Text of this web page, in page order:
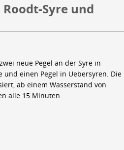
Syre und
neue Pegel an der Syre in
und einen Pegel in Uebersyren. Die
ab einem Wasserstand von
alle 15 Minuten.